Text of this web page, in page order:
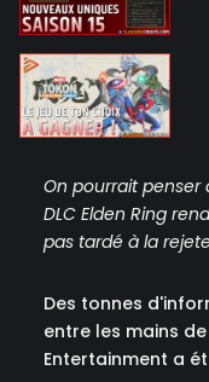
On pourrait
DLC Elden Ring
pas tardé à la
Des tonnes
entre les mains
Entertainment a